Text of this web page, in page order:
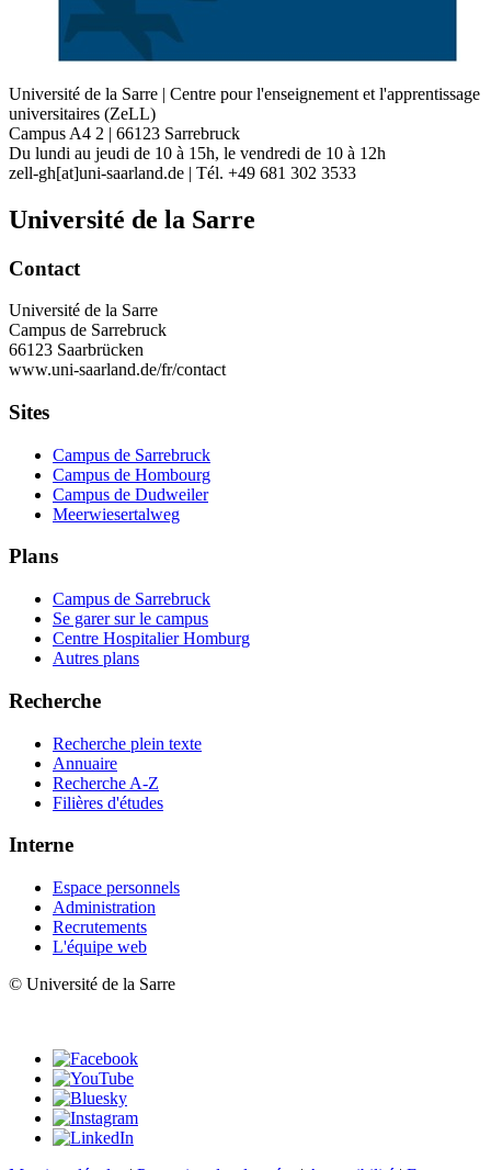
Université de la Sarre | Centre pour l'enseignement et l'apprentissage
universitaires (ZeLL)
Campus A4 2 | 66123 Sarrebruck
Du lundi au jeudi de 10 à 15h, le vendredi de 10 à 12h
zell-gh[at]uni-saarland.de | Tél. +49 681 302 3533
Université de la Sarre
Contact
Université de la Sarre
Campus de Sarrebruck
66123 Saarbrücken
www.uni-saarland.de/fr/contact
Sites
Campus de Sarrebruck
Campus de Hombourg
Campus de Dudweiler
Meerwiesertalweg
Plans
Campus de Sarrebruck
Se garer sur le campus
Centre Hospitalier Homburg
Autres plans
Recherche
Recherche plein texte
Annuaire
Recherche A-Z
Filières d'études
Interne
Espace personnels
Administration
Recrutements
L'équipe web
© Université de la Sarre